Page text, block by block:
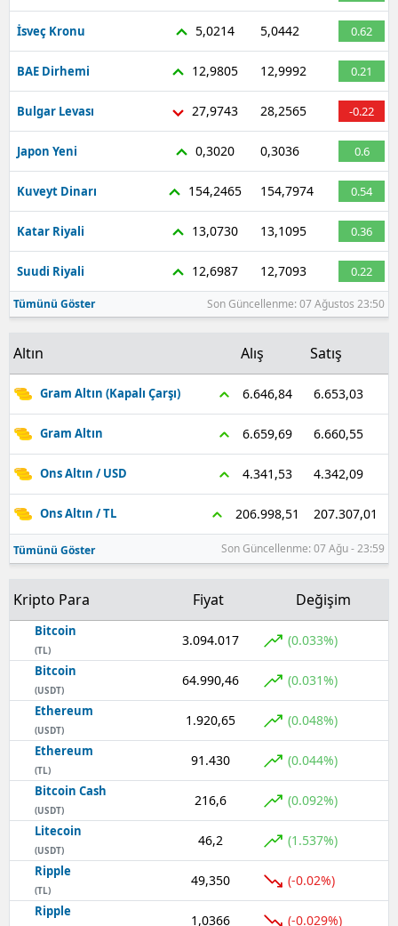
İsveç Kronu 5,0214 5,0442 0.62
BAE Dirhemi 12,9805 12,9992 0.21
Bulgar Levası 27,9743 28,2565 -0.22
Japon Yeni 0,3020 0,3036 0.6
Kuveyt Dinarı 154,2465 154,7974 0.54
Katar Riyali 13,0730 13,1095 0.36
Suudi Riyali 12,6987 12,7093 0.22
Tümünü Göster Son Güncellenme: 07 Ağustos 23:50
Altın Alış Satış
Gram Altın (Kapalı Çarşı) 6.646,84 6.653,03
Gram Altın 6.659,69 6.660,55
Ons Altın / USD 4.341,53 4.342,09
Ons Altın / TL 206.998,51 207.307,01
Tümünü Göster Son Güncellenme: 07 Ağu - 23:59
Kripto Para Fiyat Değişim
Bitcoin
(TL)
3.094.017 (0.033%)
Bitcoin
(USDT)
64.990,46 (0.031%)
Ethereum
(USDT)
1.920,65 (0.048%)
Ethereum
(TL)
91.430 (0.044%)
Bitcoin Cash
(USDT)
216,6 (0.092%)
Litecoin
(USDT)
46,2 (1.537%)
Ripple
(TL)
49,350 (-0.02%)
Ripple
1,0366 (-0.029%)